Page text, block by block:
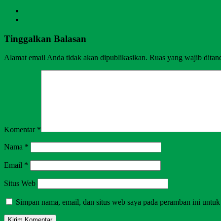
Tinggalkan Balasan
Alamat email Anda tidak akan dipublikasikan. Ruas yang wajib
Komentar *
Nama *
Email *
Situs Web
Simpan nama, email, dan situs web saya pada peramban ini